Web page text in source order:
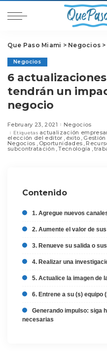
Que Paso Miami > Negocios >
Negocios
6
tendrán un
negocio
February 23, 2021 Negocios
Etiquetas actualización
elección del editor éxito Gestión
Negocios Oportunidades
subcontratación Tecnología
Contenido
1. Agregue nuevos
2. Aumente el valor de
3. Renueve su salida o
4. Realizar una
5. Actualice la imagen de
6. Entrene a su (s) equipo
Generando impulso: siga
necesarias